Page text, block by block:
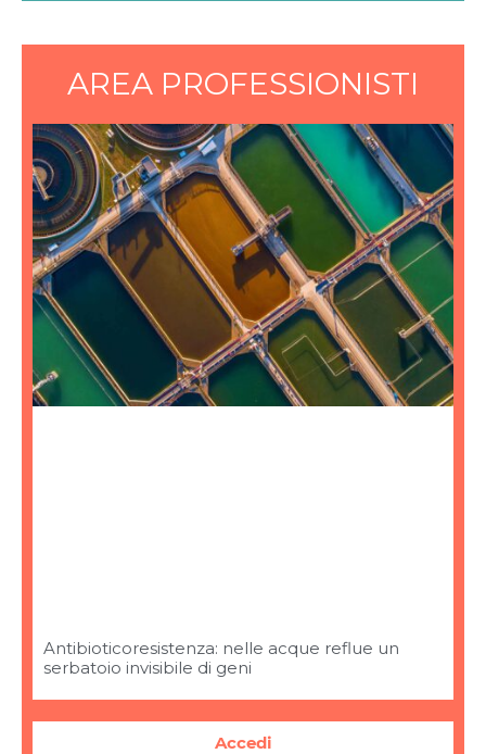
AREA PROFESSIONISTI
Antibioticoresistenza: nelle acque reflue un
serbatoio invisibile di geni
Accedi